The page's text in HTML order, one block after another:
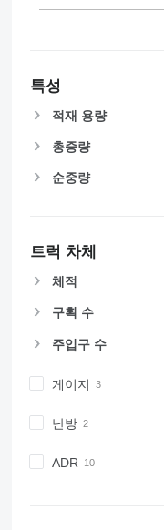
특성
적재 용량
총중량
순중량
트럭 차체
체적
구획 수
주입구 수
게이지
난방
ADR